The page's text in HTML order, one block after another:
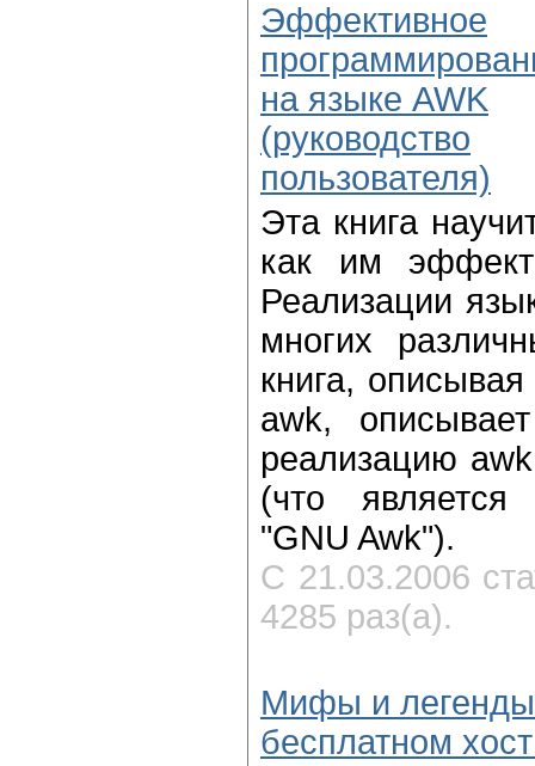
Эффективное
на языке AWK
(руководство
пользователя)
Эта книга
как им
Реализации
многих
книга,
awk,
реализацию
(что
"GNU Awk").
С 21.03.2006
4285 раз(а).
Мифы и
бесплатном